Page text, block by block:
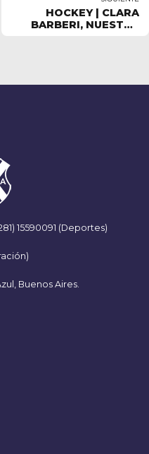
HOCKEY | CLARA
BARBERI, NUESTRA
15590091 (Deportes)
Buenos Aires.